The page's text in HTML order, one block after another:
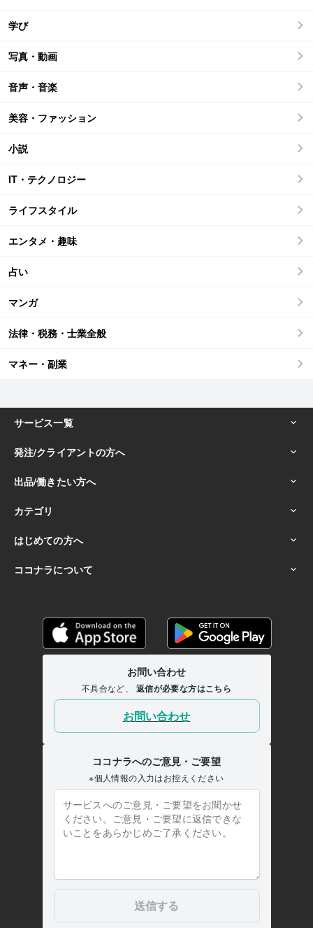
学び
写真・動画
音声・音楽
美容・ファッション
小説
IT・テクノロジー
ライフスタイル
エンタメ・趣味
占い
マンガ
法律・税務・士業全般
マネー・副業